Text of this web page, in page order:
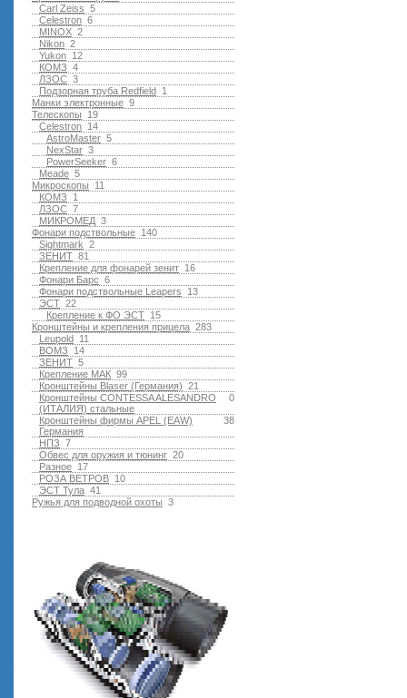
5
Carl Zeiss
6
Celestron
2
MINOX
2
Nikon
12
Yukon
4
КОМЗ
3
ЛЗОС
1
Подзорная труба Redfield
9
Манки электронные
19
Телескопы
14
Celestron
5
AstroMaster
3
NexStar
6
PowerSeeker
5
Meade
11
Микроскопы
1
КОМЗ
7
ЛЗОС
3
МИКРОМЕД
140
Фонари подствольные
2
Sightmark
81
ЗЕНИТ
16
Крепление для фонарей зенит
6
Фонари Барс
13
Фонари подствольные Leapers
22
ЭСТ
15
Крепление к ФО ЭСТ
283
Кронштейны и крепления прицела
11
Leupold
14
ВОМЗ
5
ЗЕНИТ
99
Крепление МАК
21
Кронштейны Blaser (Германия)
0
Кронштейны CONTESSA ALESANDRO
(ИТАЛИЯ) стальные
38
Кронштейны фирмы APEL (EAW)
Германия
7
НПЗ
20
Обвес для оружия и тюнинг
17
Разное
10
РОЗА ВЕТРОВ
41
ЭСТ Тула
3
Ружья для подводной оxоты